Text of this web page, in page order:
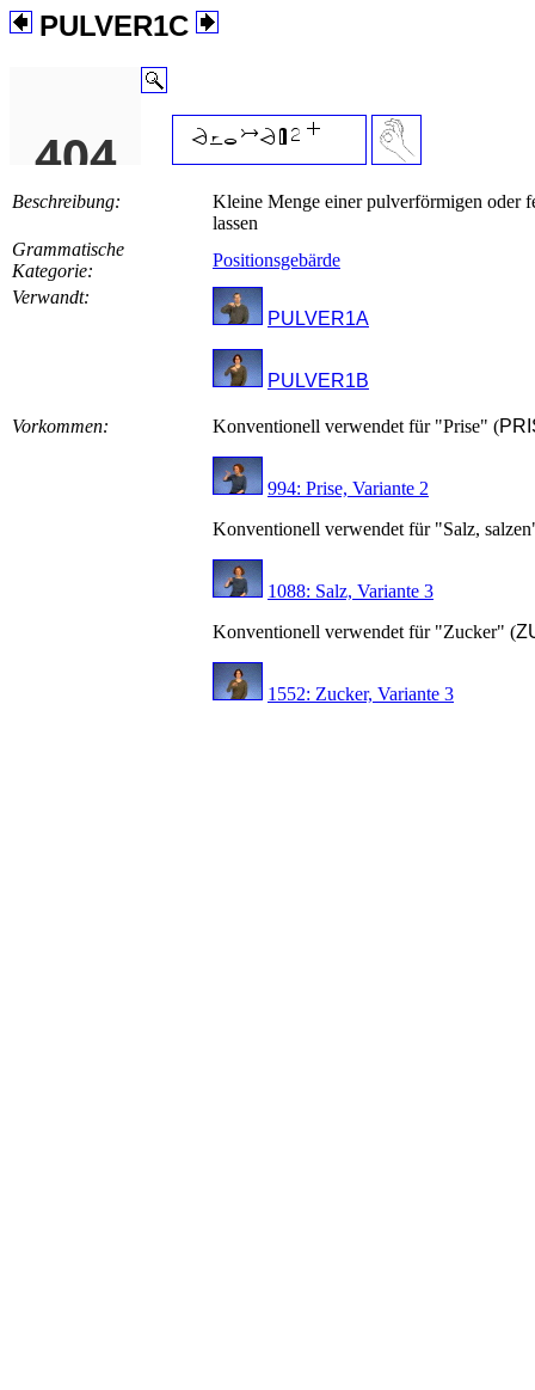
PULVER1C
Beschreibung:
Kleine Menge einer pulverförmigen oder
lassen
Grammatische
Kategorie:
Positionsgebärde
Verwandt:
PULVER1A
PULVER1B
Vorkommen: Konventionell verwendet für "Prise" (
994: Prise, Variante 2
Konventionell verwendet für "Salz,
1088: Salz, Variante 3
Konventionell verwendet für "Zucker" (
1552: Zucker, Variante 3